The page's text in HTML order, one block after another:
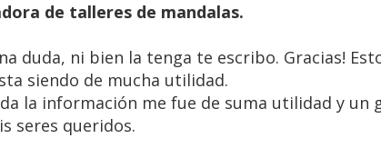
de talleres de mandalas.
duda, ni bien la tenga te escribo. Gracias!
siendo de mucha utilidad.
la información me fue de suma utilidad y un
seres queridos.